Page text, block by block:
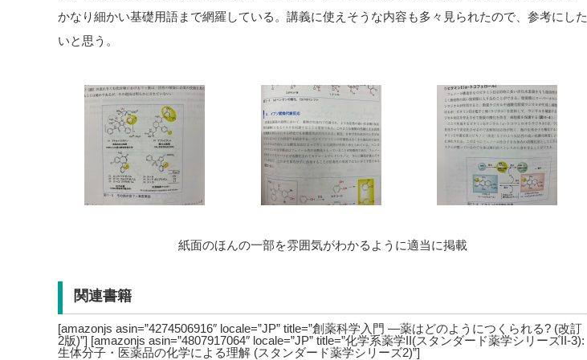
かなり細かい基礎用語まで網羅している。講義に使えそうな内容も多々見られたので、参考にした
いと思う。
紙面のほんの一部を雰囲気がわかるように適当に掲載
関連書籍
[amazonjs asin=”4274506916″ locale=”JP” title=”創薬科学入門 ―薬はどのようにつくられる? (改訂
2版)”] [amazonjs asin=”4807917064″ locale=”JP” title=”化学系薬学II(スタンダード薬学シリーズII-3):
生体分子・医薬品の化学による理解 (スタンダード薬学シリーズ2)”]